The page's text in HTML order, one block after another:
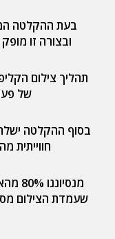
ובצורה זו מופק קליפ
תהליך צילום
של
בסוף ההקלטה
חווייתית
שעמדת הצילום